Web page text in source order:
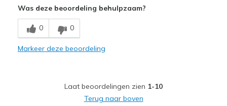
Breathe Well
Comfortable
Beste toepassingen
Was deze beoordeling behulpzaam?
0 0
Markeer deze beoordeling
Laat beoordelingen zien 1-10
Terug naar boven